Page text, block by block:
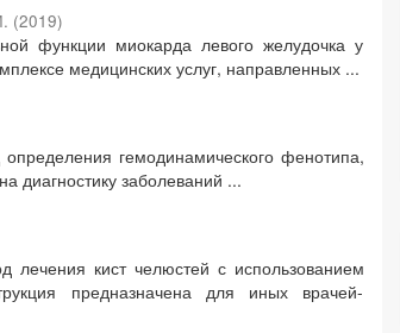
(2019)
функции миокарда левого желудочка у
медицинских услуг, направленных ...
гемодинамического фенотипа,
диагностику заболеваний ...
кист челюстей с использованием
предназначена для иных врачей-